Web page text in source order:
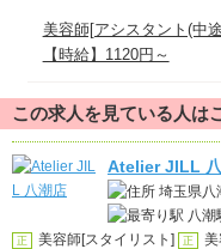
美容師[アシスタント(中
【時給】1120円～
この求人を見ている人は
Atelier JILL
埼玉県八
八潮
正 美容師[スタイリスト] 正 美